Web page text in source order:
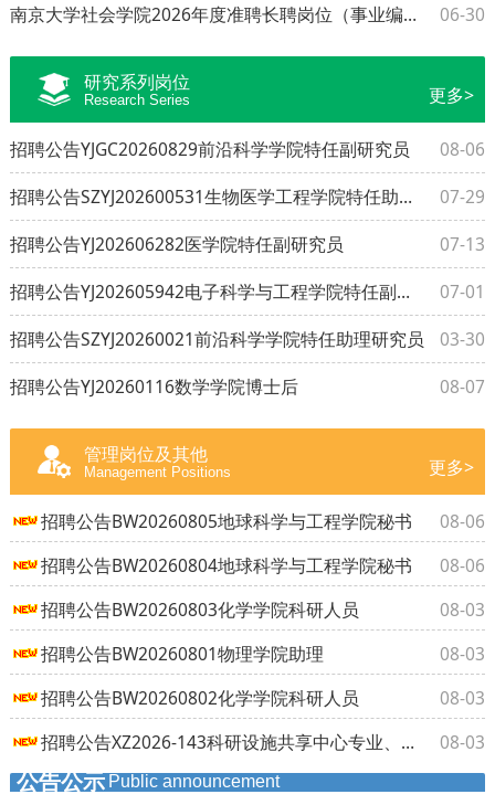
南京大学社会学院2026年度准聘长聘岗位（事业编制）招聘公告
06-30
研究系列岗位
Research Series 更多>
招聘公告YJGC20260829前沿科学学院特任副研究员
08-06
招聘公告SZYJ202600531生物医学工程学院特任助理研究员
07-29
招聘公告YJ202606282医学院特任副研究员
07-13
招聘公告YJ202605942电子科学与工程学院特任副研究员
07-01
招聘公告SZYJ20260021前沿科学学院特任助理研究员
03-30
招聘公告YJ20260116数学学院博士后
08-07
管理岗位及其他
Management Positions 更多>
招聘公告BW20260805地球科学与工程学院秘书
08-06
招聘公告BW20260804地球科学与工程学院秘书
08-06
招聘公告BW20260803化学学院科研人员
08-03
招聘公告BW20260801物理学院助理
08-03
招聘公告BW20260802化学学院科研人员
08-03
招聘公告XZ2026-143科研设施共享中心专业、技术人员
08-03
公告公示 Public announcement